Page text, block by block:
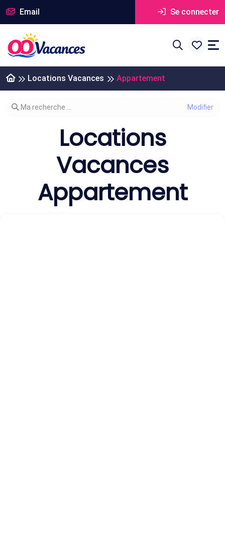
Email Se connecter
Locations Vacances Appartement
Modifier votre recherche
Ma recherche ...
Locations
Vacances
Appartement